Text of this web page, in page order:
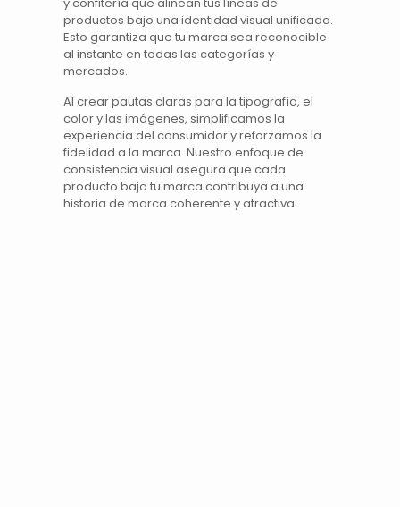
productos bajo una identidad visual unificada.
Esto garantiza que tu marca sea reconocible
al instante en todas las categorías y
mercados.
Al crear pautas claras para la tipografía, el
color y las imágenes, simplificamos la
experiencia del consumidor y reforzamos la
fidelidad a la marca. Nuestro enfoque de
consistencia visual asegura que cada
producto bajo tu marca contribuya a una
historia de marca coherente y atractiva.